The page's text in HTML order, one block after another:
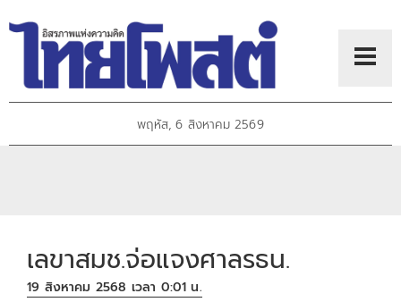
พฤหัส, 6 สิงหาคม 2569
เลขาสมช.จ่อแจงศาลรธน.
19 สิงหาคม 2568 เวลา 0:01 น.